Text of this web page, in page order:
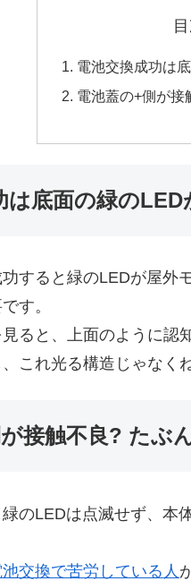
電池交換成功は
電池蓋の+側が接
は底面の緑のLED
すると緑のLEDが屋外
す。
ると、上面のように認
これ光る構造じゃなく
接触不良? たぶ
のLEDは点滅せず、本
交換で苦労している人